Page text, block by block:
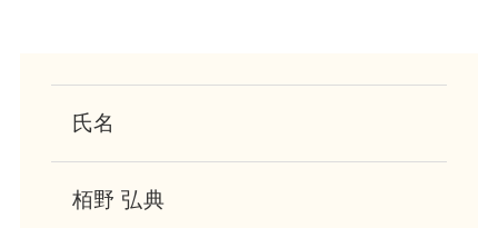
氏名
栢野 弘典